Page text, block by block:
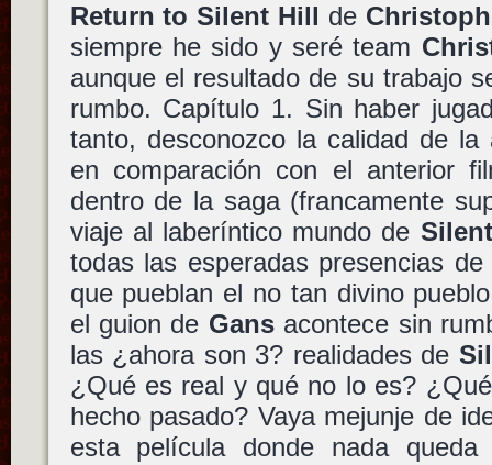
Return to Silent Hill de
siempre he sido y seré team
aunque el resultado de su trabajo
rumbo. Capítulo 1. Sin haber
tanto, desconozco la calidad de
en comparación con el anterior
dentro de la saga (francamente
viaje al laberíntico mundo de
todas las esperadas presencias
que pueblan el no tan divino
el guion de Gansacontece sin
las ¿ahora son 3? realidades de
¿Qué es real y qué no lo es?
hecho pasado? Vaya mejunje de
esta película donde nada